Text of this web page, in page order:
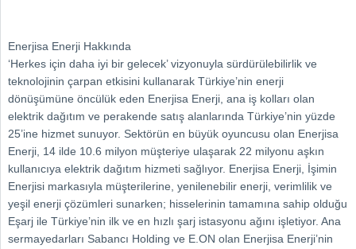
Enerjisa Enerji Hakkında
‘Herkes için daha iyi bir gelecek’ vizyonuyla sürdürülebilirlik ve
teknolojinin çarpan etkisini kullanarak Türkiye’nin enerji
dönüşümüne öncülük eden Enerjisa Enerji, ana iş kolları olan
elektrik dağıtım ve perakende satış alanlarında Türkiye’nin yüzde
25’ine hizmet sunuyor. Sektörün en büyük oyuncusu olan Enerjisa
Enerji, 14 ilde 10.6 milyon müşteriye ulaşarak 22 milyonu aşkın
kullanıcıya elektrik dağıtım hizmeti sağlıyor. Enerjisa Enerji, İşimin
Enerjisi markasıyla müşterilerine, yenilenebilir enerji, verimlilik ve
yeşil enerji çözümleri sunarken; hisselerinin tamamına sahip olduğu
Eşarj ile Türkiye’nin ilk ve en hızlı şarj istasyonu ağını işletiyor. Ana
sermayedarları Sabancı Holding ve E.ON olan Enerjisa Enerji’nin